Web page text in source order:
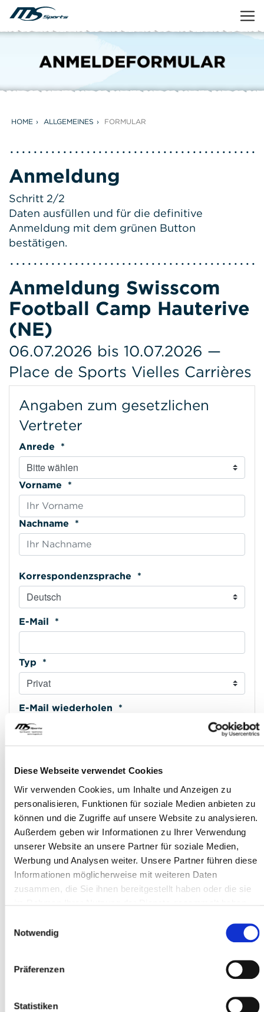
Diese Webseite verwendet Cookies
Wir verwenden Cookies, um Inhalte und Anzeigen zu
personalisieren, Funktionen für soziale Medien anbieten zu
können und die Zugriffe auf unsere Website zu analysieren.
Außerdem geben wir Informationen zu Ihrer Verwendung
unserer Website an unsere Partner für soziale Medien,
Werbung und Analysen weiter. Unsere Partner führen diese
Informationen möglicherweise mit weiteren Daten
zusammen, die Sie ihnen bereitgestellt haben oder die sie
Notwendig
Präferenzen
Statistiken
HOME ALLGEMEINES FORMULAR
Anmeldung
Schritt 2/2
Daten ausfüllen und für die definitive
Anmeldung mit dem grünen Button
bestätigen.
Anmeldung Swisscom
Football Camp Hauterive
(NE)
06.07.2026 bis 10.07.2026 —
Place de Sports Vielles Carrières
Angaben zum gesetzlichen
Vertreter
Anrede *
Vorname *
Nachname *
Korrespondenzsprache *
E-Mail *
Typ *
E-Mail wiederholen *
Typ *
Postleitzahl *
Teilnehmer